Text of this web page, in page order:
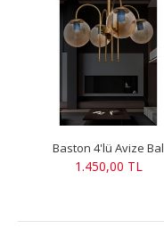
Baston 4'lü Avize Bal
1.450,00 TL